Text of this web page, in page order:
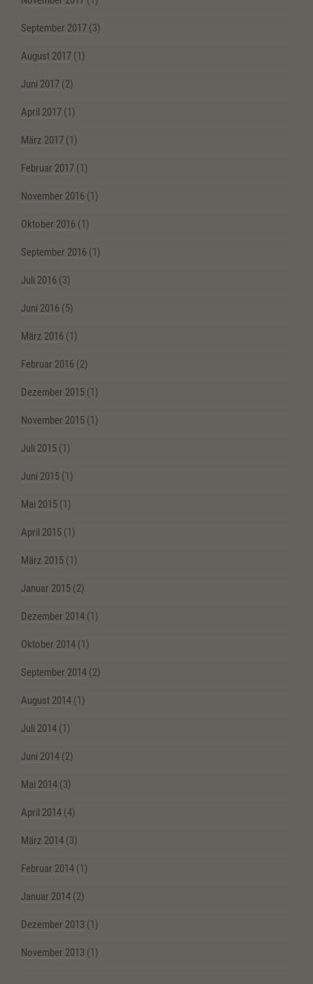
September 2017 (3)
August 2017 (1)
Juni 2017 (2)
April 2017 (1)
März 2017 (1)
Februar 2017 (1)
November 2016 (1)
Oktober 2016 (1)
September 2016 (1)
Juli 2016 (3)
Juni 2016 (5)
März 2016 (1)
Februar 2016 (2)
Dezember 2015 (1)
November 2015 (1)
Juli 2015 (1)
Juni 2015 (1)
Mai 2015 (1)
April 2015 (1)
März 2015 (1)
Januar 2015 (2)
Dezember 2014 (1)
Oktober 2014 (1)
September 2014 (2)
August 2014 (1)
Juli 2014 (1)
Juni 2014 (2)
Mai 2014 (3)
April 2014 (4)
März 2014 (3)
Februar 2014 (1)
Januar 2014 (2)
Dezember 2013 (1)
November 2013 (1)